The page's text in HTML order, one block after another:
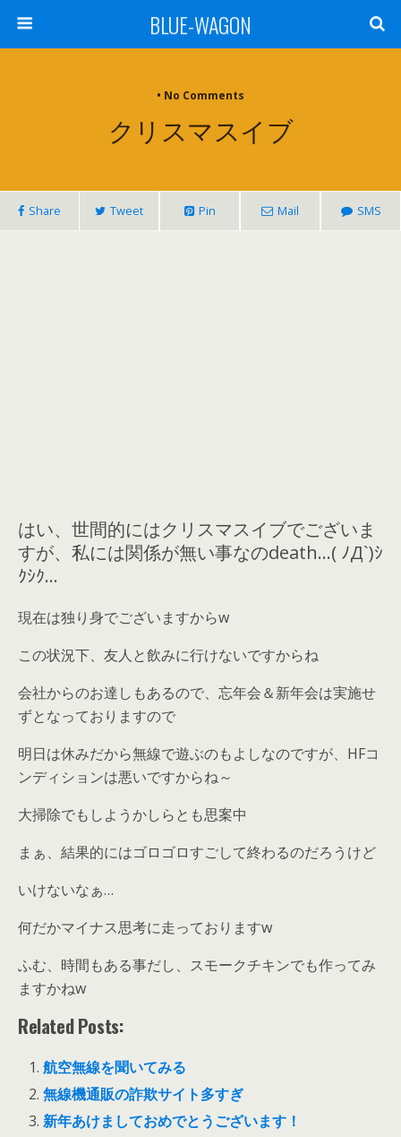
BLUE-WAGON
• No Comments
クリスマスイブ
Share Tweet Pin Mail SMS
はい、世間的にはクリスマスイブでございま
すが、私には関係が無い事なのdeath…( ﾉД`)ｼ
ｸｼｸ…
現在は独り身でございますからw
この状況下、友人と飲みに行けないですからね
会社からのお達しもあるので、忘年会＆新年会は実施せ
ずとなっておりますので
明日は休みだから無線で遊ぶのもよしなのですが、HFコ
ンディションは悪いですからね～
大掃除でもしようかしらとも思案中
まぁ、結果的にはゴロゴロすごして終わるのだろうけど
いけないなぁ…
何だかマイナス思考に走っておりますw
ふむ、時間もある事だし、スモークチキンでも作ってみ
ますかねw
Related Posts:
航空無線を聞いてみる
無線機通販の詐欺サイト多すぎ
新年あけましておめでとうございます！